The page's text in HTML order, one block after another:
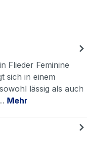
Flieder Feminine
sich in einem
lässig als auch
Mehr